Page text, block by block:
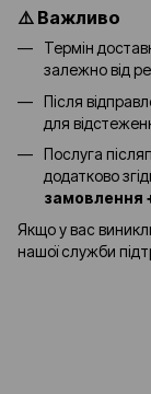
⚠️ Важливо
Термін
залежно від
Після
для
Послуга
додатково
замовлення
Якщо у вас
нашої служби